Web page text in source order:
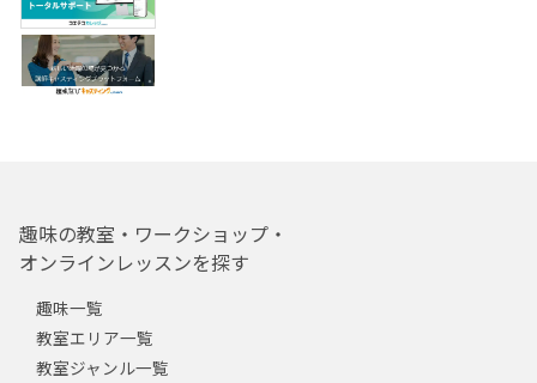
趣味の教室・ワークショップ・
オンラインレッスンを探す
趣味一覧
教室エリア一覧
教室ジャンル一覧